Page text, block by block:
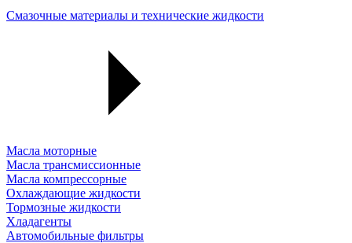
Смазочные материалы и технические жидкости
Масла моторные
Масла трансмиссионные
Масла компрессорные
Охлаждающие жидкости
Тормозные жидкости
Хладагенты
Автомобильные фильтры